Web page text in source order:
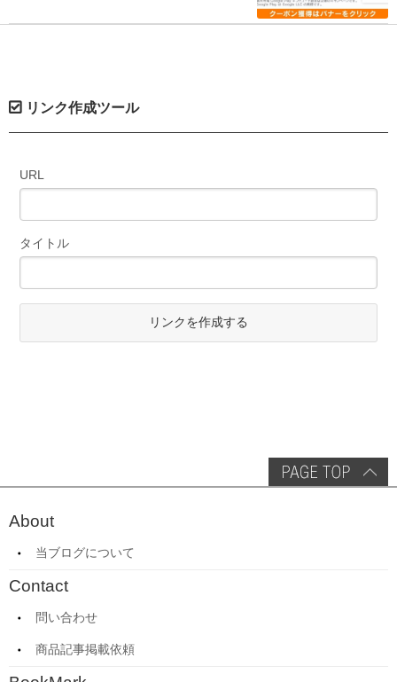
リンク作成ツール
URL
タイトル
リンクを作成する
About
当ブログについて
Contact
問い合わせ
商品記事掲載依頼